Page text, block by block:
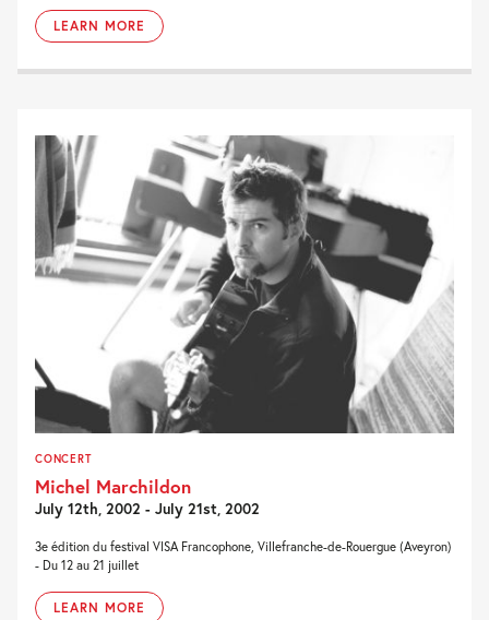
LEARN MORE
CONCERT
Michel Marchildon
July 12th, 2002 - July 21st, 2002
3e édition du festival VISA Francophone, Villefranche-de-Rouergue (Aveyron)
- Du 12 au 21 juillet
LEARN MORE